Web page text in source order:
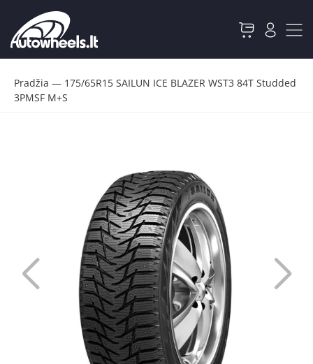
Pradžia — 175/65R15 SAILUN ICE BLAZER WST3 84T Studded
3PMSF M+S